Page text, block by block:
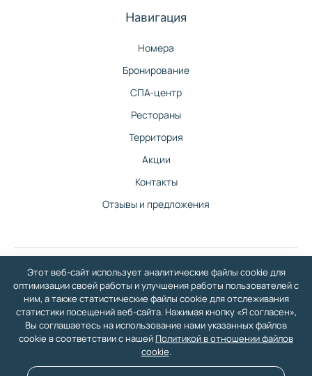
Навигация
Номера
Бронирование
СПА-центр
Рестораны
Территория
Акции
Контакты
Отзывы и предложения
Санаторно-гостиничный комплекс Изумруд в Балаково — официальный
сайт
У нас вы сможете отдохнуть со всей семьей: бассейн, СПА-центр, гостиничный
комплекс, медицинский центр, шведский стол, большая территория, два
ресторана.
Политика в отношении обработки персональных данных ·Политика в отношении
· Разработка сайта и дизайн:
Этот веб-сайт использует аналитические файлы cookie для
оптимизации своей работы и улучшения работы пользователей с
ним, а также статистические файлы cookie для отслеживания
статистики посещений веб-сайта. Нажимая кнопку «Я согласен»,
Вы соглашаетесь на использование нами указанных файлов
cookie в соответствии с нашей Политикой в отношении файлов
cookie.